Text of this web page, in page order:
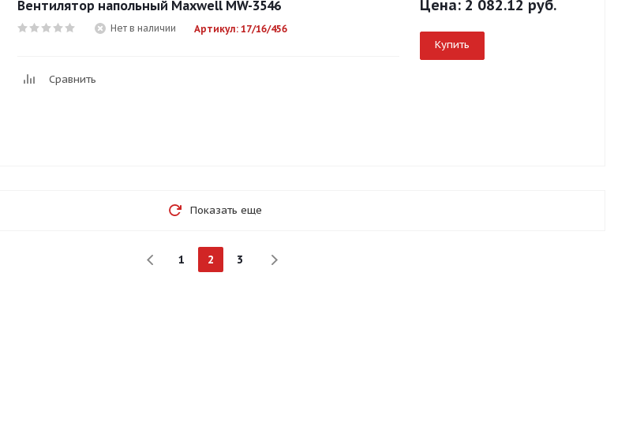
Вентилятор напольный Maxwell MW-3546
Нет в наличии Артикул: 17/16/456
Сравнить
Цена: 2 082.12 руб.
Купить
Показать еще
1 2 3